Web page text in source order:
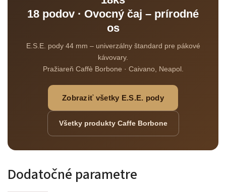
18 podov · Ovocný čaj – prírodné
os
E.S.E. pody 44 mm – univerzálny štandard pre pákové
kávovary.
Pražiareň Caffè Borbone · Caivano, Neapol.
Zobraziť všetky E.S.E. pody
Všetky produkty Caffe Borbone
Dodatočné parametre
Odoslať
Powered by chaterimo